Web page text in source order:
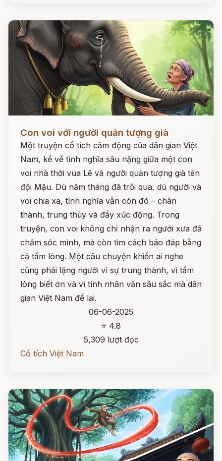
Con voi với người quản tượng già
Một truyện cổ tích cảm động của dân gian Việt
Nam, kể về tình nghĩa sâu nặng giữa một con
voi nhà thời vua Lê và người quản tượng già tên
đội Mậu. Dù năm tháng đã trôi qua, dù người và
voi chia xa, tình nghĩa vẫn còn đó – chân
thành, trung thủy và đầy xúc động. Trong
truyện, con voi không chỉ nhận ra người xưa đã
chăm sóc mình, mà còn tìm cách báo đáp bằng
cả tấm lòng. Một câu chuyện khiến ai nghe
cũng phải lặng người vì sự trung thành, vì tấm
lòng biết ơn và vì tính nhân văn sâu sắc mà dân
gian Việt Nam để lại.
06-06-2025
⭐ 4.8
5,309 lượt đọc
Cổ tích Việt Nam